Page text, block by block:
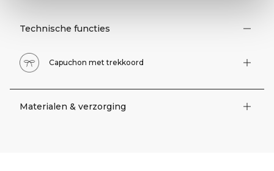
Technische functies
Capuchon met trekkoord
Materialen & verzorging